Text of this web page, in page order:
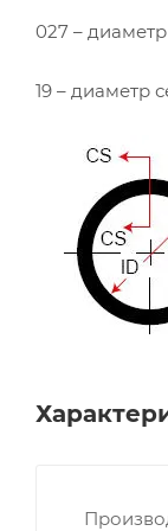
027 –
19 – диаметр